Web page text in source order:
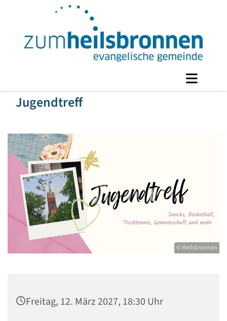
Jugendtreff
© Heilsbronnen
Freitag, 12. März 2027, 18:30 Uhr